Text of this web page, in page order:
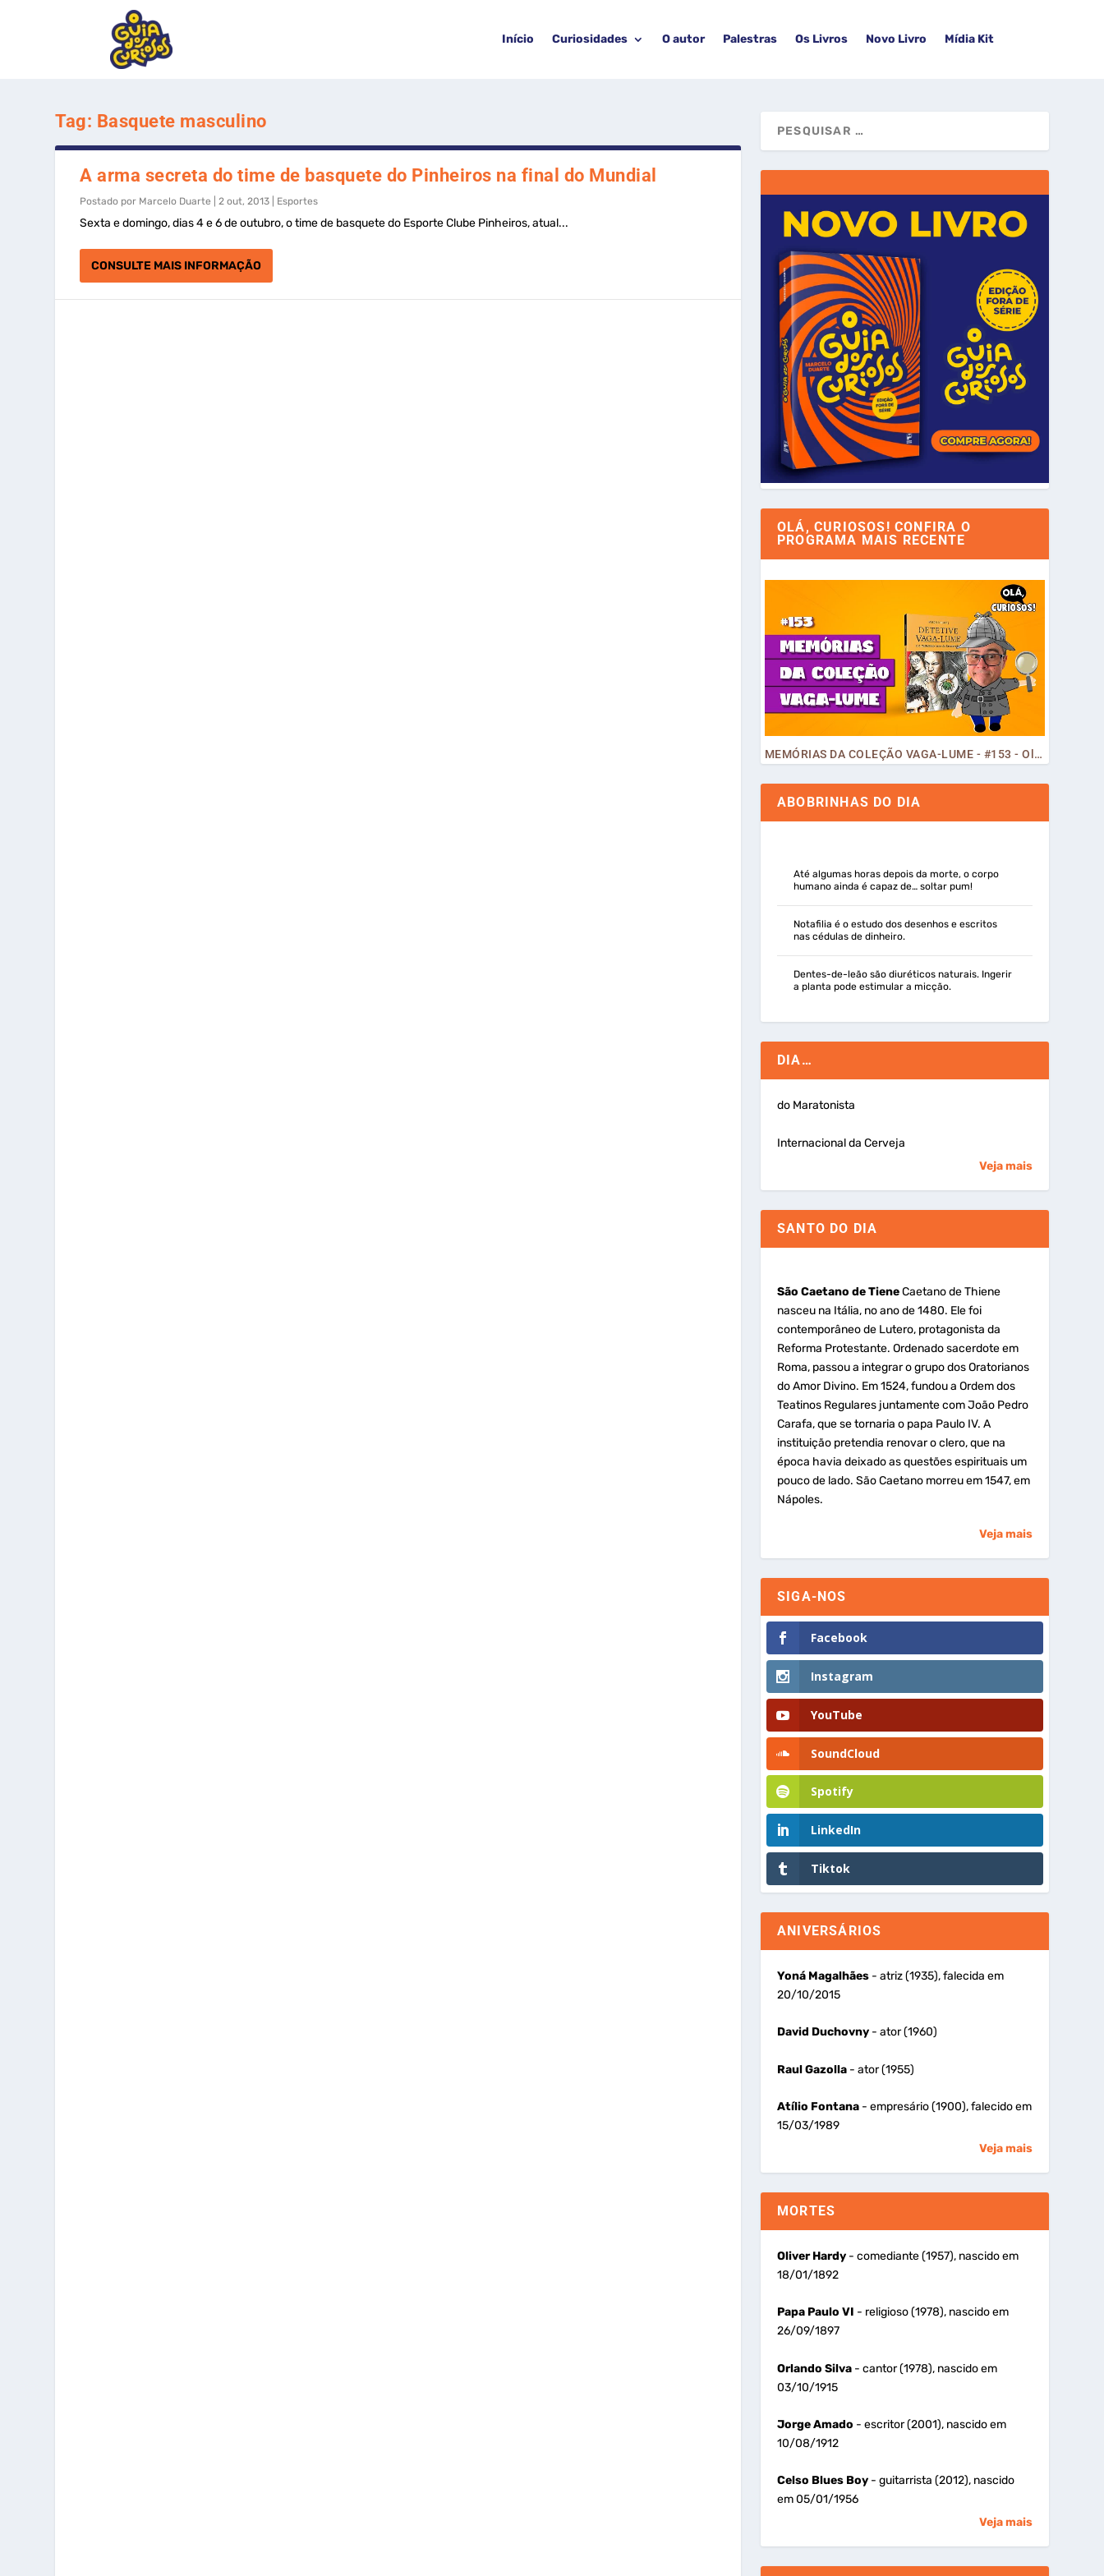
Início Curiosidades O autor Palestras Os Livros Novo Livro Mídia Kit
Tag: Basquete masculino
A arma secreta do time de basquete do Pinheiros na final do Mundial
Postado por Marcelo Duarte |2 out, 2013 Esportes
Sexta e domingo, dias 4 e 6 de outubro, o time de basquete do Esporte Clube Pinheiros, atual...
CONSULTE MAIS INFORMAÇÃO
OLÁ, CURIOSOS! CONFIRA O
PROGRAMA MAIS RECENTE
MEMÓRIAS DA COLEÇÃO VAGA-LUME - #153 - Olá, Curiosos! 2023
ABOBRINHAS DO DIA
Até algumas horas depois da morte, o corpo
humano ainda é capaz de… soltar pum!
Notafilia é o estudo dos desenhos e escritos
nas cédulas de dinheiro.
Dentes-de-leão são diuréticos naturais. Ingerir
a planta pode estimular a micção.
DIA…
do Maratonista
Internacional da Cerveja
Veja mais
SANTO DO DIA
São Caetano de TieneCaetano de Thiene
nasceu na Itália, no ano de 1480. Ele foi
contemporâneo de Lutero, protagonista da
Reforma Protestante. Ordenado sacerdote em
Roma, passou a integrar o grupo dos Oratorianos
do Amor Divino. Em 1524, fundou a Ordem dos
Teatinos Regulares juntamente com João Pedro
Carafa, que se tornaria o papa Paulo IV. A
instituição pretendia renovar o clero, que na
época havia deixado as questões espirituais um
pouco de lado. São Caetano morreu em 1547, em
Nápoles.
Veja mais
SIGA-NOS
Facebook
Instagram
YouTube
SoundCloud
Spotify
LinkedIn
Tiktok
ANIVERSÁRIOS
Yoná Magalhães- atriz (1935), falecida em
20/10/2015
David Duchovny- ator (1960)
Raul Gazolla- ator (1955)
Atílio Fontana- empresário (1900), falecido em
15/03/1989
Veja mais
MORTES
Oliver Hardy- comediante (1957), nascido em
18/01/1892
Papa Paulo VI - religioso (1978), nascido em
26/09/1897
Orlando Silva- cantor (1978), nascido em
03/10/1915
Jorge Amado - escritor (2001), nascido em
10/08/1912
Celso Blues Boy- guitarrista (2012), nascido
em 05/01/1956
Veja mais